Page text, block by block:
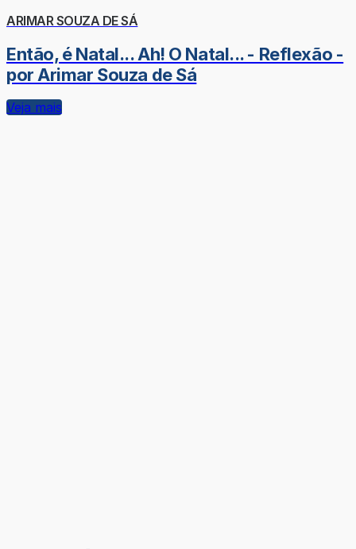
ARIMAR SOUZA DE SÁ
Então, é Natal... Ah! O Natal... - Reflexão -
por Arimar Souza de Sá
Veja mais